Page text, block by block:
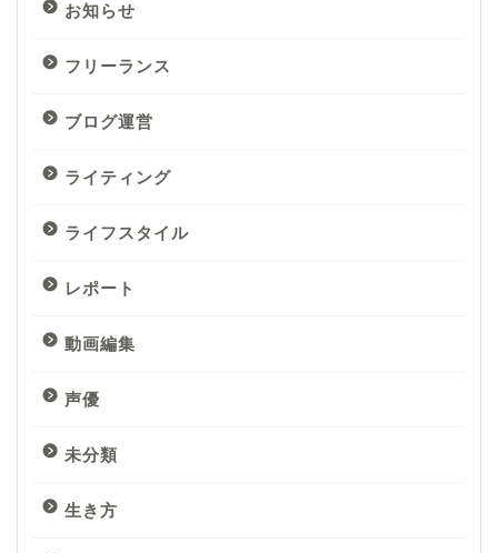
お知らせ
フリーランス
ブログ運営
ライティング
ライフスタイル
レポート
動画編集
声優
未分類
生き方